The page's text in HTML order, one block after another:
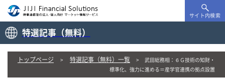
サイト内検索
特選記事（無料）
トップページ 特選記事（無料）一覧
武田総務相：６Ｇ技術の知財・
標準化、強力に進める＝産学官連携の拠点設置